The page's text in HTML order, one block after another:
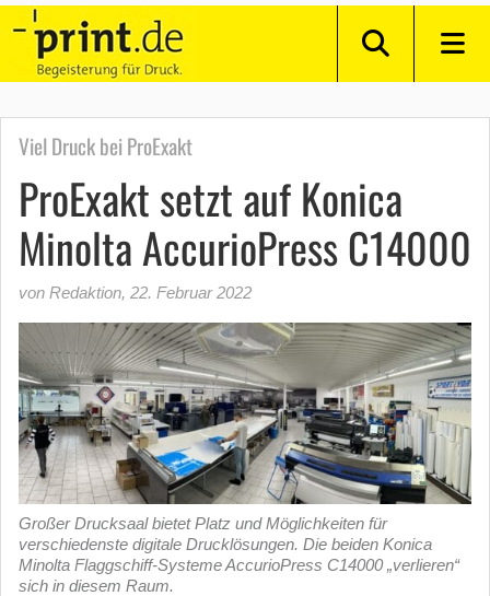
Viel Druck bei ProExakt
ProExakt setzt auf Konica
Minolta AccurioPress C14000
von Redaktion, 22. Februar 2022
Großer Drucksaal bietet Platz und Möglichkeiten für
verschiedenste digitale Drucklösungen. Die beiden Konica
Minolta Flaggschiff-Systeme AccurioPress C14000 „verlieren“
sich in diesem Raum.